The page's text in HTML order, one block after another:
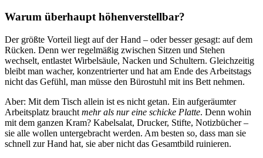
Warum überhaupt höhenverstellbar?
Der größte Vorteil liegt auf der Hand – oder besser gesagt: auf dem
Rücken. Denn wer regelmäßig zwischen Sitzen und Stehen
wechselt, entlastet Wirbelsäule, Nacken und Schultern. Gleichzeitig
bleibt man wacher, konzentrierter und hat am Ende des Arbeitstags
nicht das Gefühl, man müsse den Bürostuhl mit ins Bett nehmen.
Aber: Mit dem Tisch allein ist es nicht getan. Ein aufgeräumter
Arbeitsplatz braucht mehr als nur eine schicke Platte. Denn wohin
mit dem ganzen Kram? Kabelsalat, Drucker, Stifte, Notizbücher –
sie alle wollen untergebracht werden. Am besten so, dass man sie
schnell zur Hand hat, sie aber nicht das Gesamtbild ruinieren.